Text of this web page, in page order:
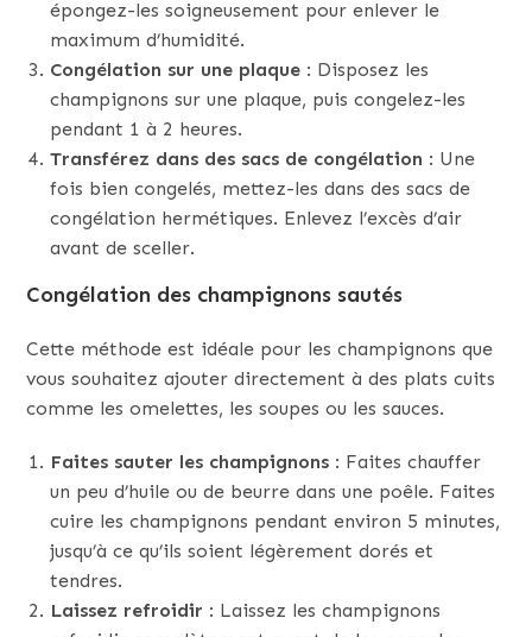
épongez-les soigneusement pour enlever le
maximum d’humidité.
Congélation sur une plaque : Disposez les
champignons sur une plaque, puis congelez-les
pendant 1 à 2 heures.
Transférez dans des sacs de congélation : Une
fois bien congelés, mettez-les dans des sacs de
congélation hermétiques. Enlevez l’excès d’air
avant de sceller.
Congélation des champignons sautés
Cette méthode est idéale pour les champignons que
vous souhaitez ajouter directement à des plats cuits
comme les omelettes, les soupes ou les sauces.
Faites sauter les champignons : Faites chauffer
un peu d’huile ou de beurre dans une poêle. Faites
cuire les champignons pendant environ 5 minutes,
jusqu’à ce qu’ils soient légèrement dorés et
tendres.
Laissez refroidir : Laissez les champignons